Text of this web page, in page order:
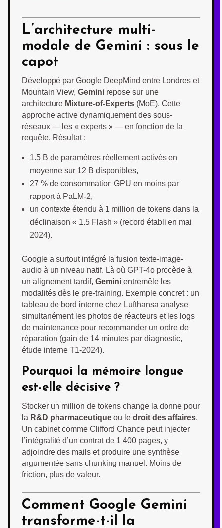
L’architecture multi-
modale de Gemini : sous le
capot
Développé par Google DeepMind entre Londres et
Mountain View, Gemini repose sur une
architecture Mixture-of-Experts (MoE). Cette
approche active dynamiquement des sous-
réseaux — les « experts » — en fonction de la
requête. Résultat :
1.5 B de paramètres réellement activés en
moyenne sur 12 B disponibles,
27 % de consommation GPU en moins par
rapport à PaLM-2,
un contexte étendu à 1 million de tokens dans la
déclinaison « 1.5 Flash » (record établi en mai
2024).
Google a surtout intégré la fusion texte-image-
audio à un niveau natif. Là où GPT-4o procède à
un alignement tardif, Gemini entremêle les
modalités dès le pre-training. Exemple concret : un
tableau de bord interne chez Lufthansa analyse
simultanément les photos de réacteurs et les logs
de maintenance pour recommander un ordre de
réparation (gain de 14 minutes par diagnostic,
étude interne T1-2024).
Pourquoi la mémoire longue
est-elle décisive ?
Stocker un million de tokens change la donne pour
la R&D pharmaceutique ou le droit des affaires.
Un cabinet comme Clifford Chance peut injecter
l’intégralité d’un contrat de 1 400 pages, y
adjoindre des mails et produire une synthèse
argumentée sans chunking manuel. Moins de
friction, plus de valeur.
Comment Google Gemini
transforme-t-il la